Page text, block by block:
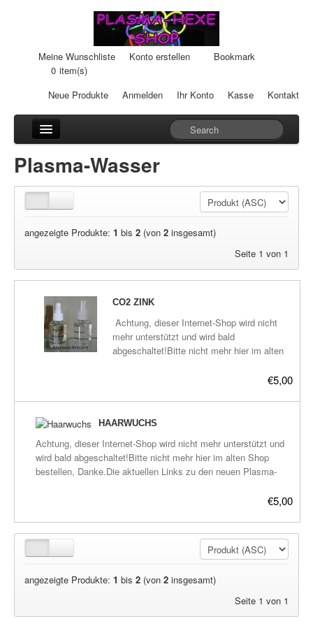
Meine Wunschliste Konto erstellen
Bookmark
0 item(s)
Neue Produkte
Anmelden Ihr Konto Kasse Kontakt
Cream-Dosen
Duftsteine
Plasma-Geräte
Plasma-Wasser
Stromeinheiten
Versandkosten
Zubehör
Plasma-Wasser
angezeigte Produkte: 1 bis 2 (von 2 insgesamt)
Seite 1 von 1
CO2 ZINK
Achtung, dieser Internet-Shop wird nicht
mehr unterstützt und wird bald
abgeschaltet!Bitte nicht mehr hier im alten
zu den neuen Plasma-Shops befinden sich
city.de/plasma/shop.htmldestilliertes
informiertes Wasser.Inhalt 50mlgenauere
€5,00
HAARWUCHS
Achtung, dieser Internet-Shop wird nicht mehr unterstützt und
wird bald abgeschaltet!Bitte nicht mehr hier im alten Shop
bestellen, Danke.Die aktuellen Links zu den neuen Plasma-
€5,00
angezeigte Produkte: 1 bis 2 (von 2 insgesamt)
Seite 1 von 1